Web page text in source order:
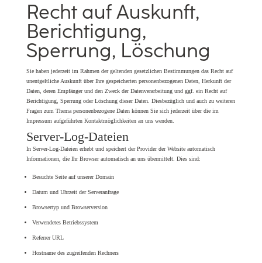
Recht auf Auskunft,
Berichtigung,
Sperrung, Löschung
Sie haben jederzeit im Rahmen der geltenden gesetzlichen Bestimmungen das Recht auf
unentgeltliche Auskunft über Ihre gespeicherten personenbezogenen Daten, Herkunft der
Daten, deren Empfänger und den Zweck der Datenverarbeitung und ggf. ein Recht auf
Berichtigung, Sperrung oder Löschung dieser Daten. Diesbezüglich und auch zu weiteren
Fragen zum Thema personenbezogene Daten können Sie sich jederzeit über die im
Impressum aufgeführten Kontaktmöglichkeiten an uns wenden.
Server-Log-Dateien
In Server-Log-Dateien erhebt und speichert der Provider der Website automatisch
Informationen, die Ihr Browser automatisch an uns übermittelt. Dies sind:
Besuchte Seite auf unserer Domain
Datum und Uhrzeit der Serveranfrage
Browsertyp und Browserversion
Verwendetes Betriebssystem
Referrer URL
Hostname des zugreifenden Rechners